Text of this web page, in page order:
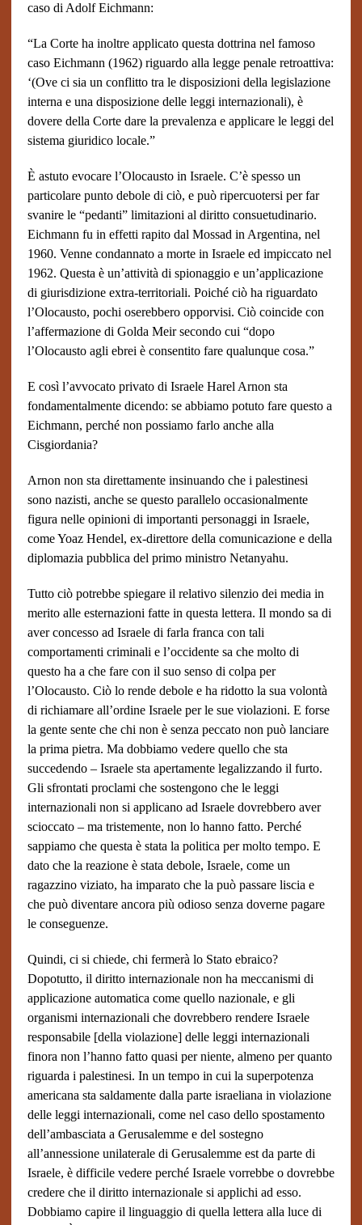
caso di Adolf Eichmann:
“La Corte ha inoltre applicato questa dottrina nel famoso
caso Eichmann (1962) riguardo alla legge penale retroattiva:
‘(Ove ci sia un conflitto tra le disposizioni della legislazione
interna e una disposizione delle leggi internazionali), è
dovere della Corte dare la prevalenza e applicare le leggi del
sistema giuridico locale.”
È astuto evocare l’Olocausto in Israele. C’è spesso un
particolare punto debole di ciò, e può ripercuotersi per far
svanire le “pedanti” limitazioni al diritto consuetudinario.
Eichmann fu in effetti rapito dal Mossad in Argentina, nel
1960. Venne condannato a morte in Israele ed impiccato nel
1962. Questa è un’attività di spionaggio e un’applicazione
di giurisdizione extra-territoriali. Poiché ciò ha riguardato
l’Olocausto, pochi oserebbero opporvisi. Ciò coincide con
l’affermazione di Golda Meir secondo cui “dopo
l’Olocausto agli ebrei è consentito fare qualunque cosa.”
E così l’avvocato privato di Israele Harel Arnon sta
fondamentalmente dicendo: se abbiamo potuto fare questo a
Eichmann, perché non possiamo farlo anche alla
Cisgiordania?
Arnon non sta direttamente insinuando che i palestinesi
sono nazisti, anche se questo parallelo occasionalmente
figura nelle opinioni di importanti personaggi in Israele,
come Yoaz Hendel, ex-direttore della comunicazione e della
diplomazia pubblica del primo ministro Netanyahu.
Tutto ciò potrebbe spiegare il relativo silenzio dei media in
merito alle esternazioni fatte in questa lettera. Il mondo sa di
aver concesso ad Israele di farla franca con tali
comportamenti criminali e l’occidente sa che molto di
questo ha a che fare con il suo senso di colpa per
l’Olocausto. Ciò lo rende debole e ha ridotto la sua volontà
di richiamare all’ordine Israele per le sue violazioni. E forse
la gente sente che chi non è senza peccato non può lanciare
la prima pietra. Ma dobbiamo vedere quello che sta
succedendo – Israele sta apertamente legalizzando il furto.
Gli sfrontati proclami che sostengono che le leggi
internazionali non si applicano ad Israele dovrebbero aver
scioccato – ma tristemente, non lo hanno fatto. Perché
sappiamo che questa è stata la politica per molto tempo. E
dato che la reazione è stata debole, Israele, come un
ragazzino viziato, ha imparato che la può passare liscia e
che può diventare ancora più odioso senza doverne pagare
le conseguenze.
Quindi, ci si chiede, chi fermerà lo Stato ebraico?
Dopotutto, il diritto internazionale non ha meccanismi di
applicazione automatica come quello nazionale, e gli
organismi internazionali che dovrebbero rendere Israele
responsabile [della violazione] delle leggi internazionali
finora non l’hanno fatto quasi per niente, almeno per quanto
riguarda i palestinesi. In un tempo in cui la superpotenza
americana sta saldamente dalla parte israeliana in violazione
delle leggi internazionali, come nel caso dello spostamento
dell’ambasciata a Gerusalemme e del sostegno
all’annessione unilaterale di Gerusalemme est da parte di
Israele, è difficile vedere perché Israele vorrebbe o dovrebbe
credere che il diritto internazionale si applichi ad esso.
Dobbiamo capire il linguaggio di quella lettera alla luce di